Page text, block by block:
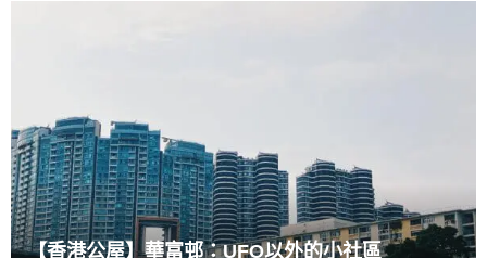
【香港公屋】華富邨：UFO以外的小社區